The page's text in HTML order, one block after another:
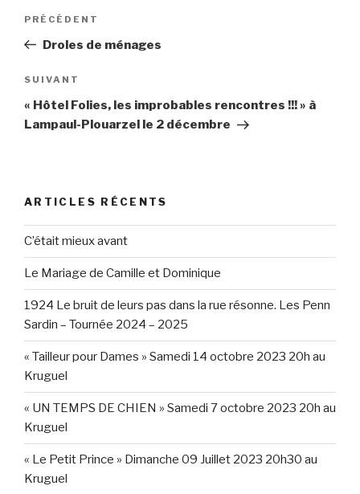
Navigation
Article
précédent
PRÉCÉDENT
Droles de ménages
Article
suivant
SUIVANT
« Hôtel Folies, les improbables rencontres !!! » à
Lampaul-Plouarzel le 2 décembre
ARTICLES RÉCENTS
C’était mieux avant
Le Mariage de Camille et Dominique
1924 Le bruit de leurs pas dans la rue résonne. Les Penn
Sardin – Tournée 2024 – 2025
« Tailleur pour Dames » Samedi 14 octobre 2023 20h au
Kruguel
« UN TEMPS DE CHIEN » Samedi 7 octobre 2023 20h au
Kruguel
« Le Petit Prince » Dimanche 09 Juillet 2023 20h30 au
Kruguel